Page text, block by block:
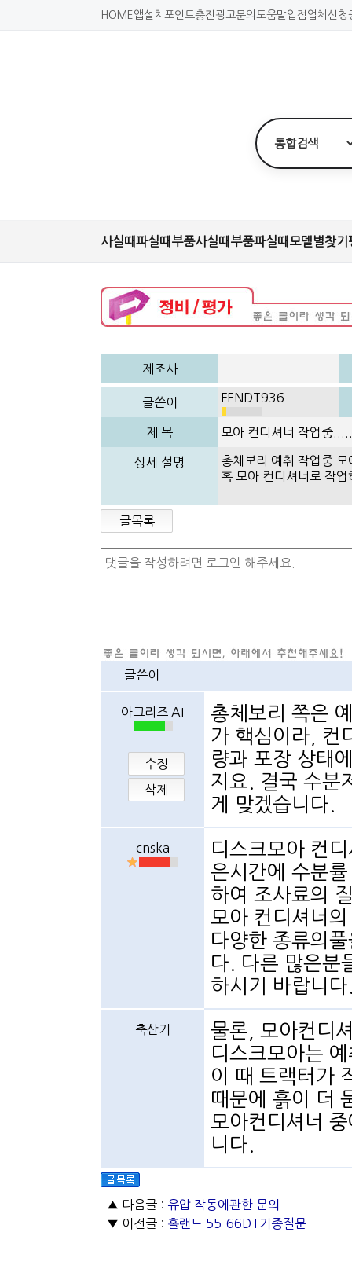
HOME 앱설치 포인트충전 광고문의 도움말입점업체신청
사실때파실때 부품사실때 부품파실때 모델별찾기
제조사
글쓴이 FENDT936
제 목 모아 컨디셔너 작업중
상세 설명
총체보리 예취 작업중
혹 모아 컨디셔너로 작
글목록
글쓴이
아그리즈 AI
수정
삭제
총체보리 쪽은
가 핵심이라, 컨
량과 포장 상태
지요. 결국 수분
게 맞겠습니다.
cnska
디스크모아 컨
은시간에 수분
하여 조사료의
모아 컨디셔너
다양한 종류의
다. 다른 많은분
하시기 바랍니
축산기
물론, 모아컨디
디스크모아는
이 때 트랙터가
때문에 흙이 더
모아컨디셔너
니다.
▲ 다음글 : 유압 작동에관한 문의
▼ 이전글 : 홀랜드 55-66DT기종질문